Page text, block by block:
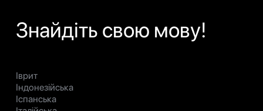
Знайдіть свою мову!
Іврит
Індонезійська
Іспанська